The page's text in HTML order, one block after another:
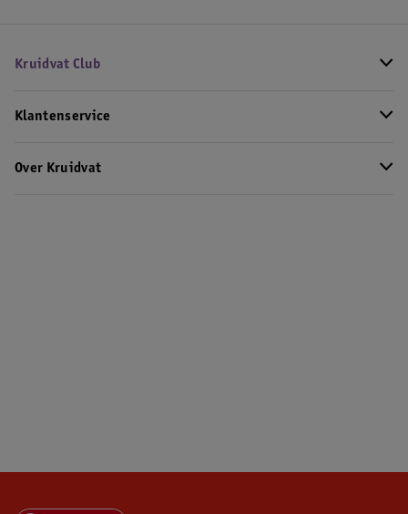
Kruidvat Club
Klantenservice
Over Kruidvat